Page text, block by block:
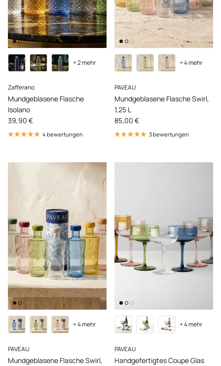
Zafferano
Mundgeblasene Flasche
Isolano
Normaler Preis
39,90 €
+ 2 mehr
4 bewertungen
PAVEAU
Mundgeblasene Flasche Swirl,
1,25 L
Normaler Preis
85,00 €
+ 4 mehr
3 bewertungen
PAVEAU
Mundgeblasene Flasche Swirl,
+ 4 mehr
PAVEAU
Handgefertigtes Coupe Glas
+ 4 mehr